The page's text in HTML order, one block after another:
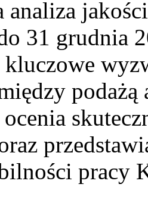
analiza
31 grudnia
podażą
pracy